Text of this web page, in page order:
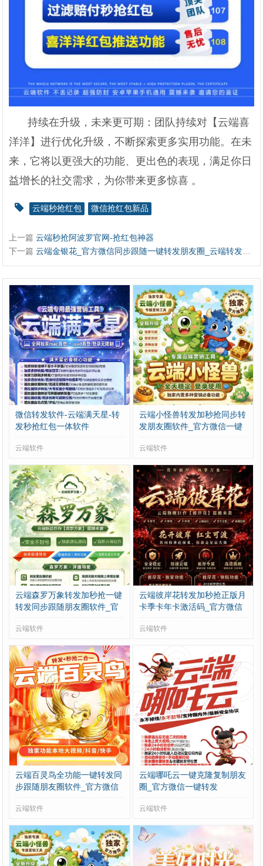
持续在升级，未来更可期：团队持续对【云端喜
洋洋】进行优化升级，不断探索更多实用功能。在未
来，它将以更强大的功能、更出色的表现，满足你日
益增长的社交需求，为你带来更多惊喜 。
云端秒抢红包 微信抢红包新品
上一篇云端秒抢阿波罗官网-抢红包神器
下一篇云端金银花_官方微信同步跟随一键转发朋友圈_云端转发软件
微信转发软件-云端满天星-转
发秒抢红包一体软件
云端软件
云端小怪兽转发加秒抢同步转
发朋友圈软件_官方微信一键
云端软件
云端森罗万象转发加秒抢一键
转发同步跟随朋友圈软件_官
云端软件
云端彼岸花转发加秒抢正版月
卡季卡年卡激活码_官方微信
云端软件
云端百灵鸟全功能一键转发同
步跟随朋友圈软件_官方微信
云端软件
云端哪吒云一键克隆复制朋友
圈_官方微信一键转发
云端软件